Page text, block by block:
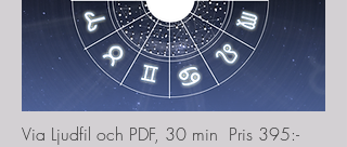
Via Ljudfil och PDF, 30 min Pris 395:-